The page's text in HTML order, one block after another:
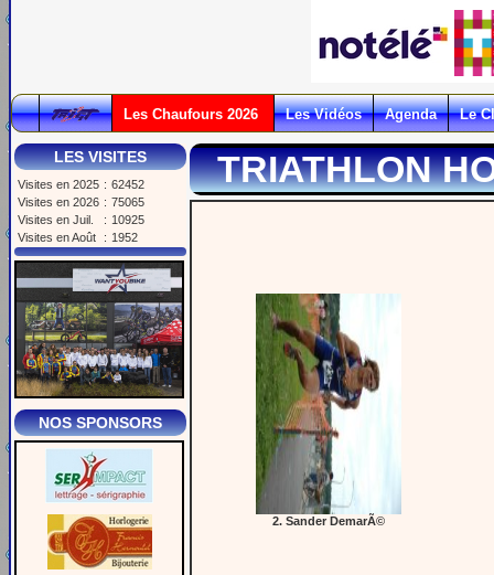
Les Chaufours 2026 Les Vidéos Agenda Le
LES VISITES
Visites en 2025 : 62452
Visites en 2026 : 75065
Visites en Juil.
: 10925
Visites en Août
: 1952
NOS SPONSORS
TRIATHLON
2. Sander DemarÃ©